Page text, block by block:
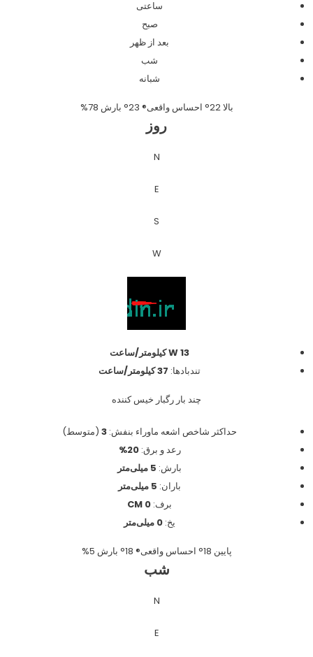
ساعتی
صبح
بعد از ظهر
شب
شبانه
بالا22° احساس واقعی® 23° بارش 78%
روز
N
E
S
W
W 13 کیلومتر/ساعت
تندبادها:
چند بار رگبار خیس کننده
حداکثر شاخص اشعه ماوراء بنفش: 3 (متوسط)
رعد و برق:20%
بارش: 5 میلی‌متر
باران: 5 میلی‌متر
برف: 0 CM
یخ: 0 میلی‌متر
پایین 18° احساس واقعی® 18° بارش 5%
شب
N
E